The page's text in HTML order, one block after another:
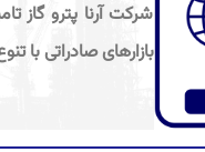
شرکت آرنا پترو گاز
بازارهای صادراتی با